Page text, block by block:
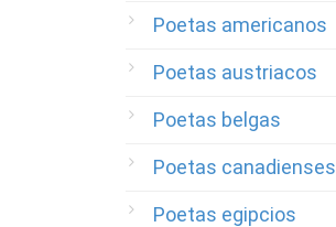
Poetas americanos
Poetas austriacos
Poetas belgas
Poetas canadienses
Poetas egipcios